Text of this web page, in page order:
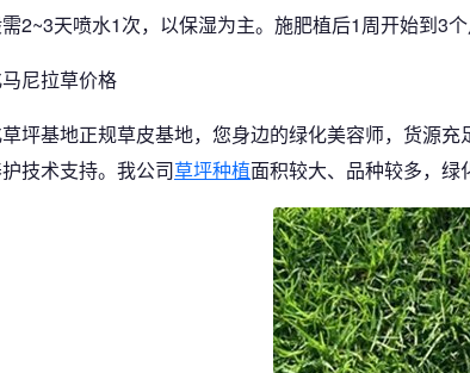
2~3天喷水1次，以保湿为主。施肥植后1周开始到3个
尼拉草价格
坪基地正规草皮基地，您身边的绿化美容师，货源
技术支持。我公司草坪种植面积较大、品种较多，绿